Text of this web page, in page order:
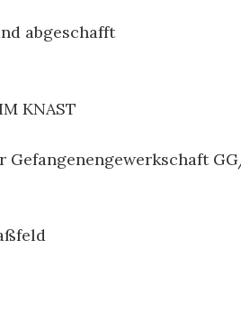
abgeschafft
KNAST